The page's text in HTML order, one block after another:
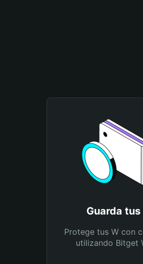
Guarda tus
Protege tus W con
utilizando Bitget